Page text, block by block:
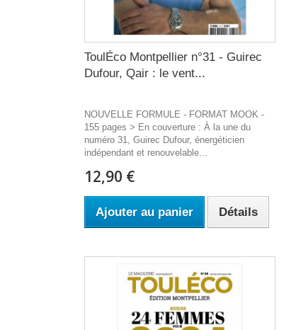
ToulÉco Montpellier n°31 - Guirec
Dufour, Qair : le vent...
NOUVELLE FORMULE - FORMAT MOOK -
155 pages > En couverture : À la une du
numéro 31, Guirec Dufour, énergéticien
indépendant et renouvelable...
12,90 €
Ajouter au panier Détails